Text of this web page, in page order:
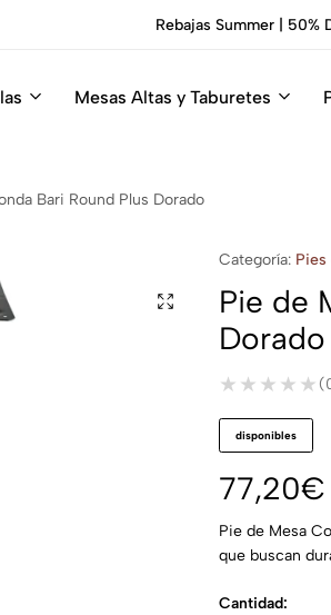
Rebajas Summer | 50%
Mesas Altas y Taburetes
Bari Round Plus Dorado
Categoría: Pies
Pie de
Dorado
★★★★★
★★★★★
disponibles
77,20€
Pie de Mesa
que buscan
Cantidad: